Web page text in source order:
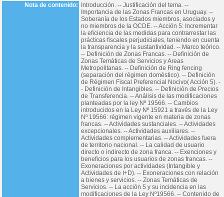
Nota de contenido:
Introducción. -- Justificación del tema. --
Importancia de las Zonas Francas en Uruguay. --
Soberanía de los Estados miembros, asociados y
no miembros de la OCDE. -- Acción 5: Incrementar
la eficiencia de las medidas para contrarrestar las
prácticas fiscales perjudiciales, teniendo en cuenta
la transparencia y la sustantividad. -- Marco teórico.
-- Definición de Zonas Francas. -- Definición de
Zonas Temáticas de Servicios y Areas
Metropolitanas. -- Definición de Ring fencing
(separación del régimen doméstico). -- Definición
de Régimen Fiscal Preferencial Nocivo( Acción 5). -
- Definición de Intangibles. -- Definición de Precios
de Transferencia. -- Análisis de las modificaciones
planteadas por la ley Nº 19566. -- Cambios
introducidos en la Ley Nº 15921 a través de la Ley
Nº 19566: régimen vigente en materia de zonas
francas. -- Actividades sustanciales. -- Actividades
excepcionales. -- Actividades auxiliares. --
Actividades complementarias. -- Actividades fuera
de territorio nacional. -- La calidad de usuario
directo o indirecto de zona franca. -- Exenciones y
beneficios para los usuarios de zonas francas. --
Exoneraciones por actividades (Intangible y
Actividades de I+D). -- Exoneraciones con relación
a bienes y servicios. -- Zonas Temáticas de
Servicios. -- La acción 5 y su incidencia en las
modificaciones de la Ley Nº19566. -- Contenido de